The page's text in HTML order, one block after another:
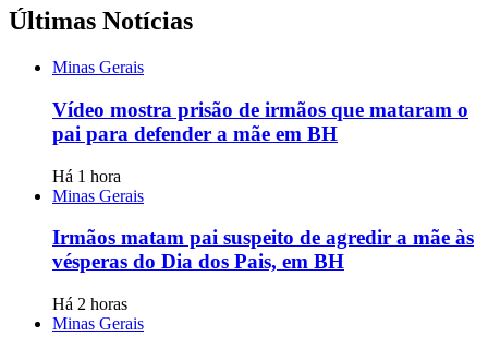
Últimas Notícias
Minas Gerais
Vídeo mostra prisão de irmãos que mataram o
pai para defender a mãe em BH
Há 1 hora
Minas Gerais
Irmãos matam pai suspeito de agredir a mãe às
vésperas do Dia dos Pais, em BH
Há 2 horas
Minas Gerais